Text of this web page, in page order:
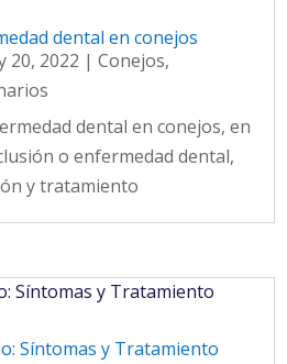
dental en conejos
20, 2022 |Conejos,
dental en conejos, en
o enfermedad dental,
y tratamiento
Síntomas y Tratamiento